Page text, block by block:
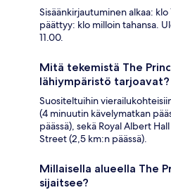
Sisäänkirjautuminen alkaa:
päättyy: klo milloin tahansa.
11.00.
Mitä tekemistä The
lähiympäristö tarjoavat?
Suositeltuihin
(4 minuutin kävelymatkan
päässä), sekä Royal Albert
Street (2,5 km:n päässä).
Millaisella alueella The
sijaitsee?